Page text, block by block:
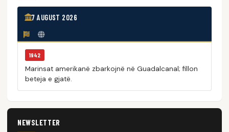
7 AUGUST 2026
1942
Marinsat amerikanë zbarkojnë në Guadalcanal; fillon
beteja e gjatë.
NEWSLETTER